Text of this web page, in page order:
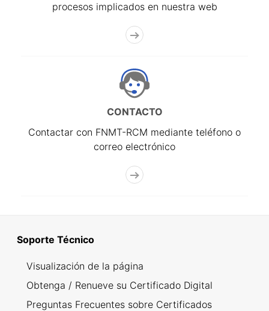
procesos implicados en nuestra web
CONTACTO
Contactar con FNMT-RCM mediante teléfono o
correo electrónico
Soporte Técnico
Visualización de la página
Obtenga / Renueve su Certificado Digital
Preguntas Frecuentes sobre Certificados